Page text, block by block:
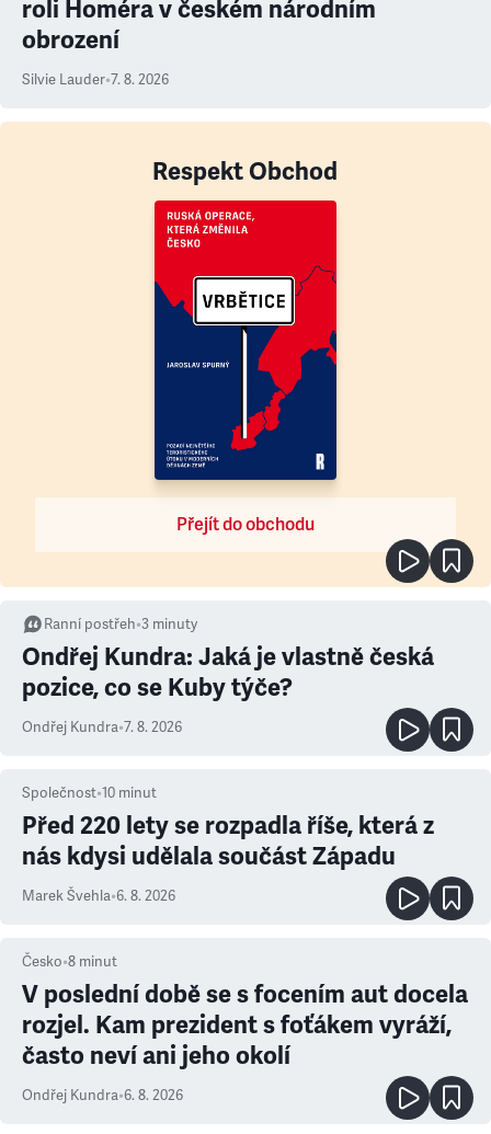
roli Homéra v českém národním
obrození
Silvie Lauder•7. 8. 2026
Respekt Obchod
Přejít do obchodu
Ranní postřeh•3 minuty
Ondřej Kundra: Jaká je vlastně česká
pozice, co se Kuby týče?
Ondřej Kundra•7. 8. 2026
Společnost•10 minut
Před 220 lety se rozpadla říše, která z
nás kdysi udělala součást Západu
Marek Švehla•6. 8. 2026
Česko•8 minut
V poslední době se s focením aut docela
rozjel. Kam prezident s foťákem vyráží,
často neví ani jeho okolí
Ondřej Kundra•6. 8. 2026